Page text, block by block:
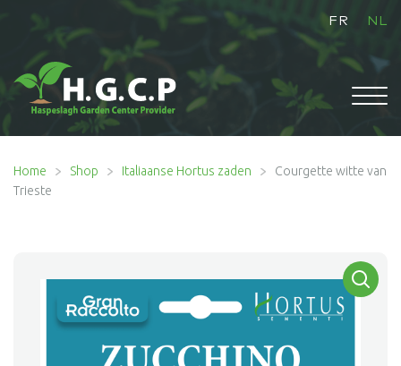
FR NL
HOME
Home Shop Italiaanse Hortus zaden
Courgette witte van
Trieste